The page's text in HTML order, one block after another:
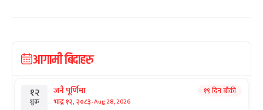
आगामी बिदाहरु
१२
शुक्र
जनै पूर्णिमा
भाद्र १२, २०८३-Aug 28, 2026
१९ दिन बाँकी